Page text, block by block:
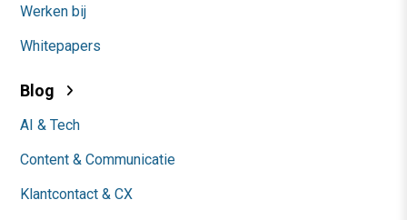
Werken bij
Whitepapers
Blog
AI & Tech
Content & Communicatie
Klantcontact & CX